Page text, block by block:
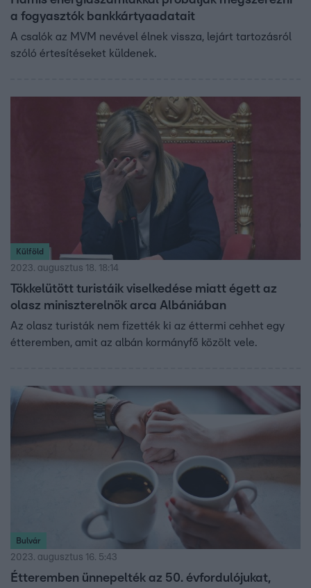
a fogyasztók bankkártyaadatait
A csalók az MVM nevével élnek vissza, lejárt tartozásról
szóló értesítéseket küldenek.
Külföld
2023. augusztus 18. 18:14
Tökkelütött turistáik viselkedése miatt égett az
olasz miniszterelnök arca Albániában
Az olasz turisták nem fizették ki az éttermi cehhet egy
étteremben, amit az albán kormányfő közölt vele.
Bulvár
2023. augusztus 16. 5:43
Étteremben ünnepelték az 50. évfordulójukat,